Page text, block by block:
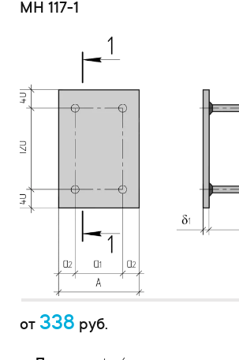
МН 117-1
от 338 руб.